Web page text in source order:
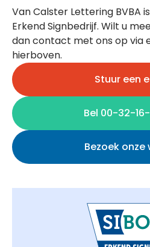
Van Calster Lettering BVBA
Erkend Signbedrijf. Wilt u
dan contact met ons op via
hierboven.
Stuur een
Bel 00-32-
Bezoek onze